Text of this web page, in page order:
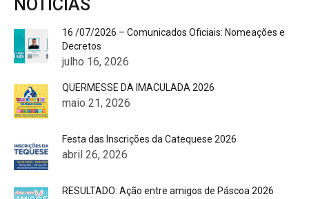
NOTÍCIAS
16 /07/2026 – Comunicados Oficiais: Nomeações e
Decretos
julho 16, 2026
QUERMESSE DA IMACULADA 2026
maio 21, 2026
Festa das Inscrições da Catequese 2026
abril 26, 2026
RESULTADO: Ação entre amigos de Páscoa 2026